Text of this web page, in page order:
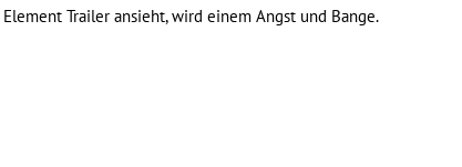
Element Trailer ansieht, wird einem Angst und Bange.